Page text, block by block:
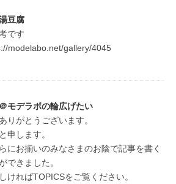
豆腐
です
modelabo.net/gallery/4045
モデラボの輪広げたい
りがとうございます。
申します。
にお揃いのみなさまのお陰で記事を書く
できました。
ければTOPICSをご覧ください。